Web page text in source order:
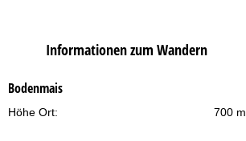
Informationen zum Wandern
Bodenmais
700 m
Höhe Ort: